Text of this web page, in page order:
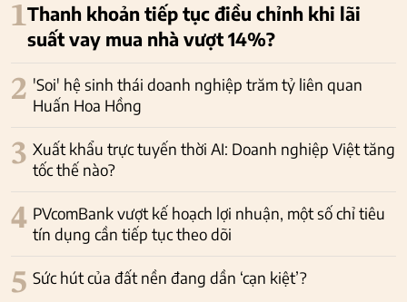
1Thanh khoản tiếp tục điều chỉnh khi lãi
suất vay mua nhà vượt 14%?
2 'Soi' hệ sinh thái doanh nghiệp trăm tỷ liên quan
Huấn Hoa Hồng
3 Xuất khẩu trực tuyến thời AI: Doanh nghiệp Việt tăng
tốc thế nào?
4 PVcomBank vượt kế hoạch lợi nhuận, một số chỉ tiêu
tín dụng cần tiếp tục theo dõi
5 Sức hút của đất nền đang dần ‘cạn kiệt’?